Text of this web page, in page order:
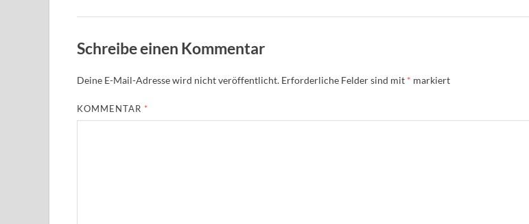
Schreibe einen Kommentar
Deine E-Mail-Adresse wird nicht veröffentlicht. Erforderliche Felder sind mit * markiert
KOMMENTAR *